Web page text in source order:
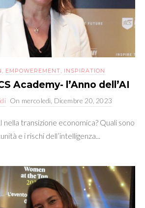
EMPOWEREMENT INSPIRATION
Academy- l’Anno dell’AI
On mercoledì, Dicembre 20, 2023
nella transizione economica? Quali sono
e i rischi dell’intelligenza...